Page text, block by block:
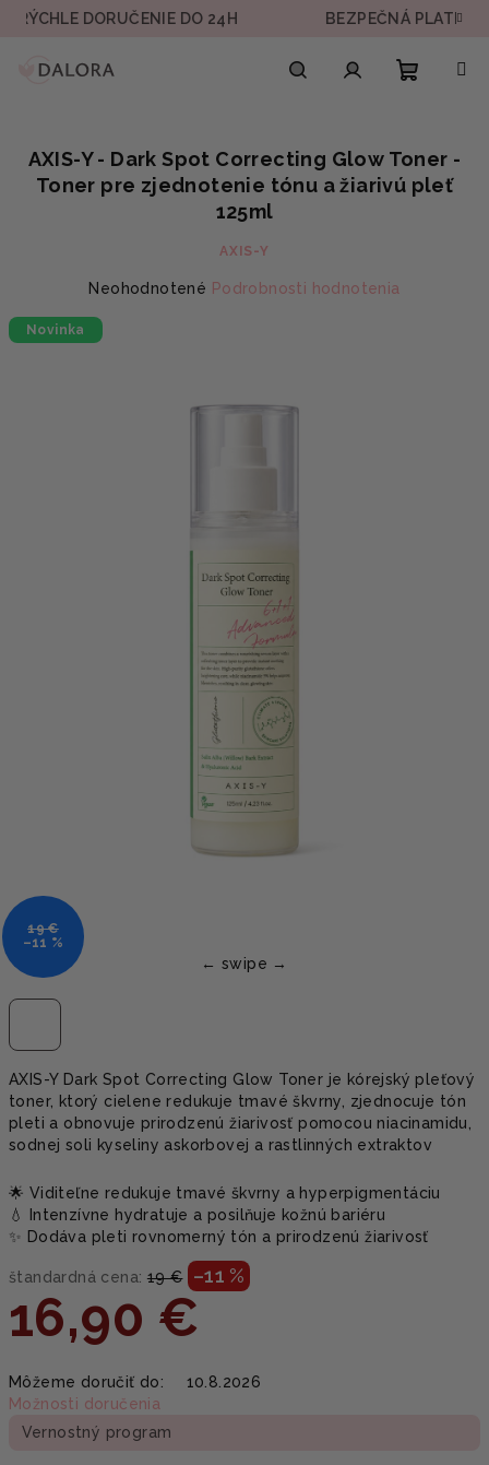
PrejsťDORUČENIE DO 24H BEZPEČNÁ PLATBA
košík
AXIS-Y Dark Spot Correcting Glow Toner je kórejský pleťový
toner, ktorý cielene redukuje tmavé škvrny, zjednocuje tón
pleti a obnovuje prirodzenú žiarivosť pomocou niacinamidu,
sodnej soli kyseliny askorbovej a rastlinných extraktov
🌟 Viditeľne redukuje tmavé škvrny a hyperpigmentáciu
💧 Intenzívne hydratuje a posilňuje kožnú bariéru
✨ Dodáva pleti rovnomerný tón a prirodzenú žiarivosť
štandardná cena: 19 € –11 %
16,90 €
cena:
Môžeme doručiť do:
10.8.2026
Možnosti doručenia
Vernostný program
AXIS-Y - Dark Spot Correcting Glow Toner -
Toner pre zjednotenie tónu a žiarivú pleť
125ml
AXIS-Y
Priemerné
Neohodnotené Podrobnosti hodnotenia
Novinka
19 €
–11 %